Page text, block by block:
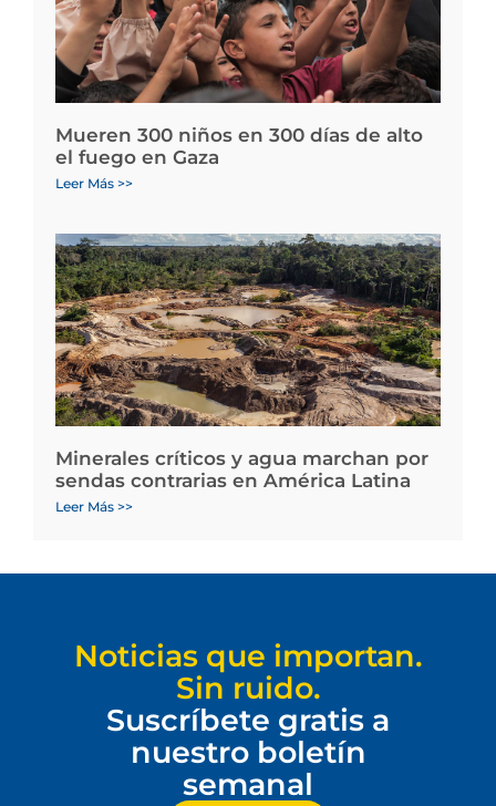
Mueren 300 niños en 300 días de alto
el fuego en Gaza
Leer Más >>
Minerales críticos y agua marchan por
sendas contrarias en América Latina
Leer Más >>
Noticias que importan.
Sin ruido.
Suscríbete gratis a
nuestro boletín
semanal